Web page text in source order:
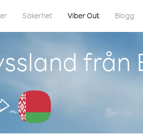
Säkerhet Viber Out Blogg
från